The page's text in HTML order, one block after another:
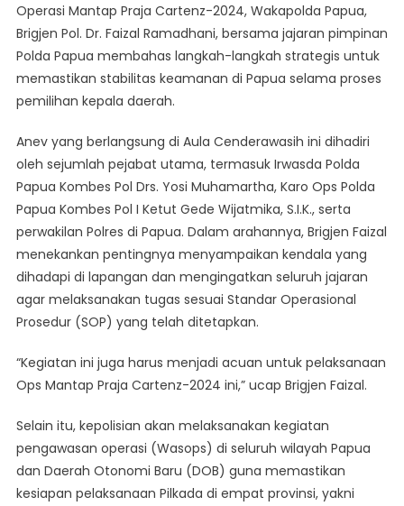
Stabilitas
Keamanan
Papua
Jelang
Pilkada
Operasi Mantap Praja Cartenz-2024, Wakapolda Papua,
Brigjen Pol. Dr. Faizal Ramadhani, bersama jajaran pimpinan
Polda Papua membahas langkah-langkah strategis untuk
memastikan stabilitas keamanan di Papua selama proses
pemilihan kepala daerah.
Anev yang berlangsung di Aula Cenderawasih ini dihadiri
oleh sejumlah pejabat utama, termasuk Irwasda Polda
Papua Kombes Pol Drs. Yosi Muhamartha, Karo Ops Polda
Papua Kombes Pol I Ketut Gede Wijatmika, S.I.K., serta
perwakilan Polres di Papua. Dalam arahannya, Brigjen Faizal
menekankan pentingnya menyampaikan kendala yang
dihadapi di lapangan dan mengingatkan seluruh jajaran
agar melaksanakan tugas sesuai Standar Operasional
Prosedur (SOP) yang telah ditetapkan.
“Kegiatan ini juga harus menjadi acuan untuk pelaksanaan
Ops Mantap Praja Cartenz-2024 ini,” ucap Brigjen Faizal.
Selain itu, kepolisian akan melaksanakan kegiatan
pengawasan operasi (Wasops) di seluruh wilayah Papua
dan Daerah Otonomi Baru (DOB) guna memastikan
kesiapan pelaksanaan Pilkada di empat provinsi, yakni